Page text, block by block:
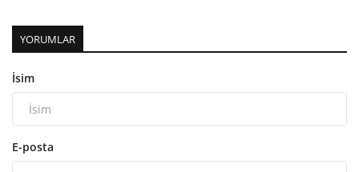
YORUMLAR
İsim
E-posta